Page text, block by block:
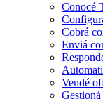
Conocé
Cobrá
Enviá
Vendé